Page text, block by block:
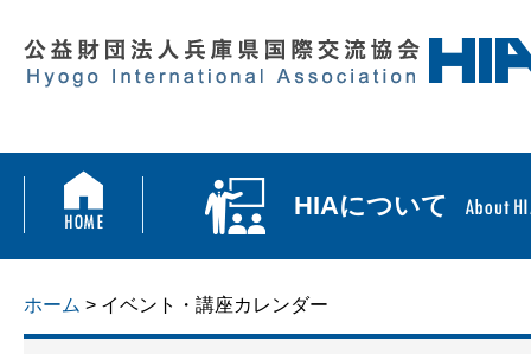
HIAについて
ホーム > イベント・講座カレンダー